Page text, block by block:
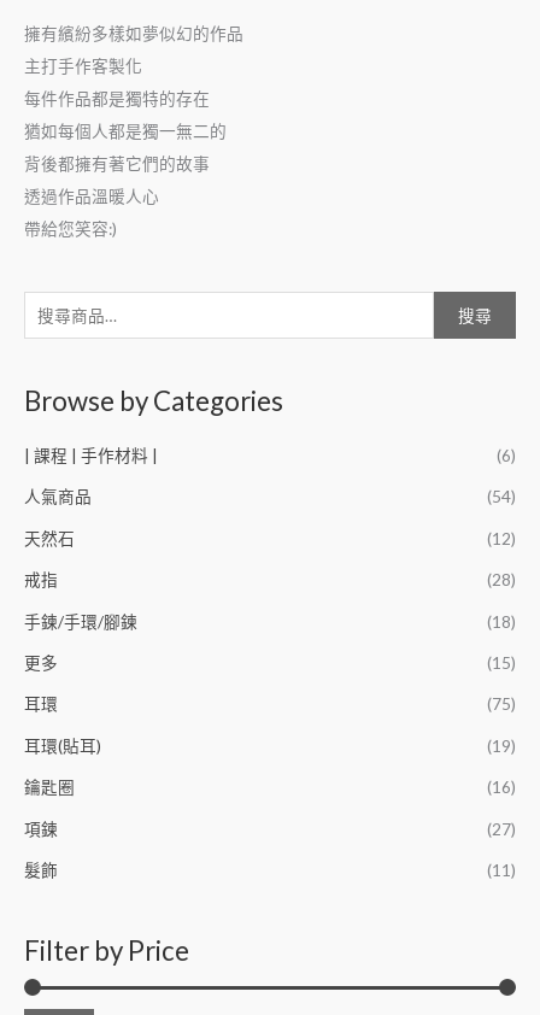
擁有繽紛多樣如夢似幻的作品
主打手作客製化
每件作品都是獨特的存在
猶如每個人都是獨一無二的
背後都擁有著它們的故事
透過作品溫暖人心
帶給您笑容:)
搜尋
Browse by Categories
| 課程 | 手作材料 | (6)
人氣商品 (54)
天然石 (12)
戒指 (28)
手鍊/手環/腳鍊 (18)
更多 (15)
耳環 (75)
耳環(貼耳) (19)
鑰匙圈 (16)
項鍊 (27)
髮飾 (11)
Filter by Price